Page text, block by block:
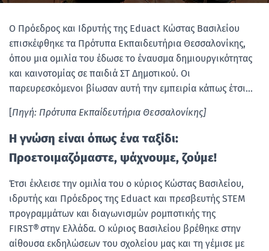
Ο Πρόεδρος και Ιδρυτής της Eduact Κώστας Βασιλείου
επισκέφθηκε τα Πρότυπα Εκπαιδευτήρια Θεσσαλονίκης,
όπου μια ομιλία του έδωσε το έναυσμα δημιουργικότητας
και καινοτομίας σε παιδιά ΣΤ Δημοτικού. Οι
παρευρεσκόμενοι βίωσαν αυτή την εμπειρία κάπως έτσι…
[Πηγή: Πρότυπα Εκπαίδευτήρια Θεσσαλονίκης]
Η γνώση είναι όπως ένα ταξίδι:
Προετοιμαζόμαστε, ψάχνουμε, ζούμε!
Έτσι έκλεισε την ομιλία του ο κύριος Κώστας Βασιλείου,
ιδρυτής και Πρόεδρος της Eduact και πρεσβευτής STEM
προγραμμάτων και διαγωνισμών ρομποτικής της
FIRST® στην Ελλάδα. Ο κύριος Βασιλείου βρέθηκε στην
αίθουσα εκδηλώσεων του σχολείου μας και τη γέμισε με